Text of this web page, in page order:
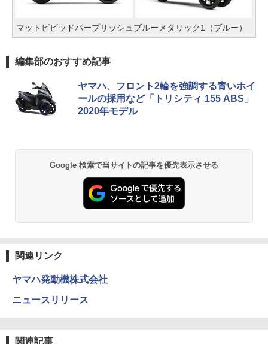
マットビビッドパープリッシュブルーメタリック1（ブルー）
編集部のおすすめ記事
ヤマハ、フロント2輪を強調する青いホイ
ールの採用など「トリシティ 155 ABS」
2020年モデル
Google 検索で当サイトの記事を優先表示させる
関連リンク
ヤマハ発動機株式会社
ニュースリリース
関連記事